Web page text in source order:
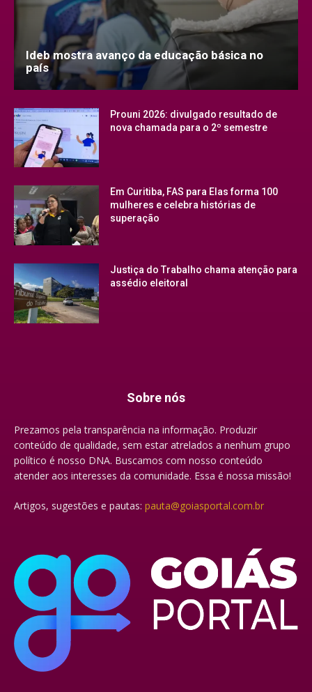
Ideb mostra avanço da educação básica no
país
Prouni 2026: divulgado resultado de
nova chamada para o 2º semestre
Em Curitiba, FAS para Elas forma 100
mulheres e celebra histórias de
superação
Justiça do Trabalho chama atenção para
assédio eleitoral
Sobre nós
Prezamos pela transparência na informação. Produzir
conteúdo de qualidade, sem estar atrelados a nenhum grupo
político é nosso DNA. Buscamos com nosso conteúdo
atender aos interesses da comunidade. Essa é nossa missão!
Artigos, sugestões e pautas: pauta@goiasportal.com.br